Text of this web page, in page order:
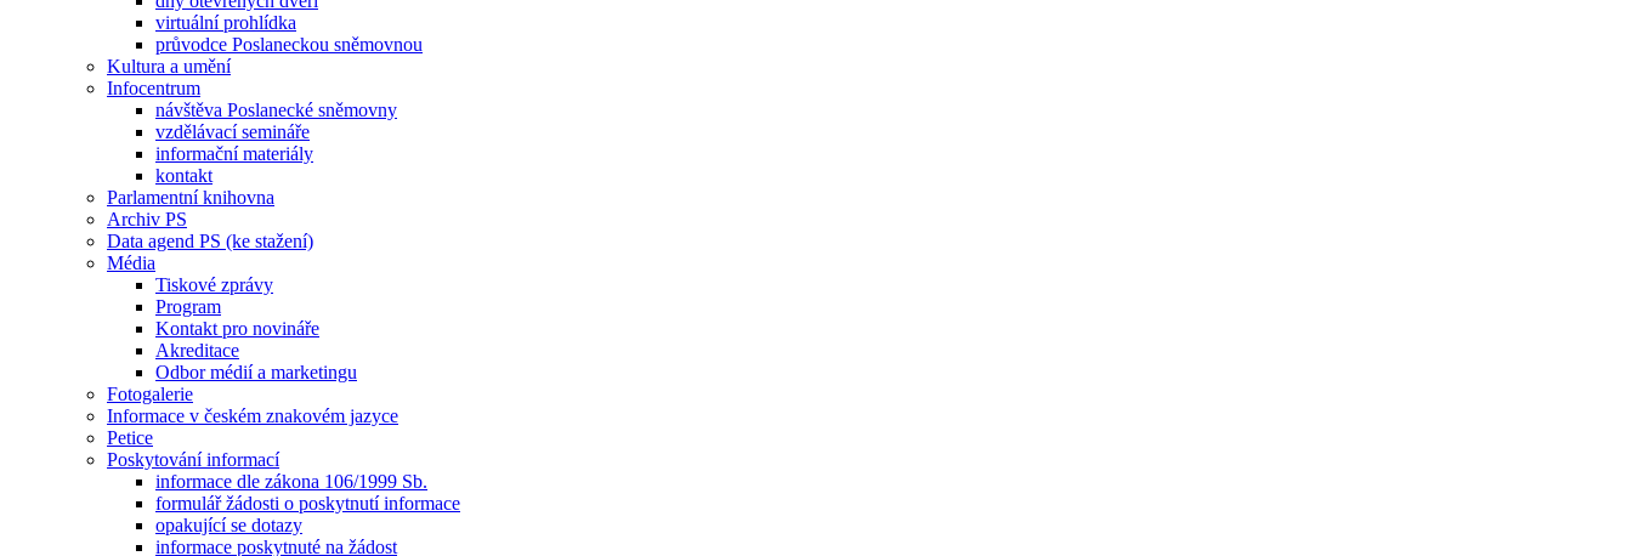
virtuální prohlídka
průvodce Poslaneckou sněmovnou
Kultura a umění
Infocentrum
návštěva Poslanecké sněmovny
vzdělávací semináře
informační materiály
kontakt
Parlamentní knihovna
Archiv PS
Data agend PS (ke stažení)
Média
Tiskové zprávy
Program
Kontakt pro novináře
Akreditace
Odbor médií a marketingu
Fotogalerie
Informace v českém znakovém jazyce
Petice
Poskytování informací
informace dle zákona 106/1999 Sb.
formulář žádosti o poskytnutí informace
opakující se dotazy
informace poskytnuté na žádost